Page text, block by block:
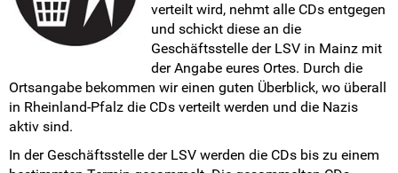
Kontakt
verteilt wird, nehmt alle CDs entgegen
und schickt diese an die
Geschäftsstelle der LSV in Mainz mit
der Angabe eures Ortes. Durch die
Ortsangabe bekommen wir einen guten Überblick, wo überall
in Rheinland-Pfalz die CDs verteilt werden und die Nazis
aktiv sind.
In der Geschäftsstelle der LSV werden die CDs bis zu einem